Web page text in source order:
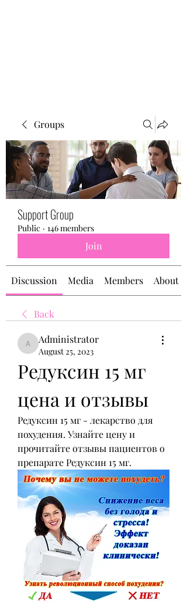
Groups
Support Group
Public · 146 members
Join
Discussion Media Members About
Back
Administrator
Administrator
August 25, 2023
Редуксин 15 мг
цена и отзывы
Редуксин 15 мг - лекарство для
похудения. Узнайте цену и
прочитайте отзывы пациентов о
препарате Редуксин 15 мг.